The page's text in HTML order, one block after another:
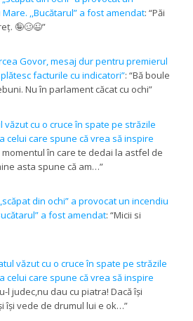
,,Bucătarul” a fost amendat: “Păi
🤪🥴😉”
Govor, mesaj dur pentru premierul
facturile cu indicatori”: “Bă boule
Nu în parlament căcat cu ochi”
văzut cu o cruce în spate pe străzile
celui care spune că vrea să inspire
momentul în care te dedai la astfel de
asta spune că am…”
din ochi” a provocat un incendiu
a fost amendat: “Micii si
văzut cu o cruce în spate pe străzile
celui care spune că vrea să inspire
l judec,nu dau cu piatra! Dacă își
își vede de drumul lui e ok…”